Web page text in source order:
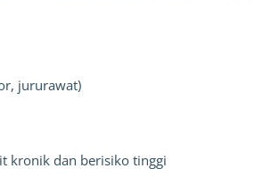
jururawat)
kronik dan berisiko tinggi